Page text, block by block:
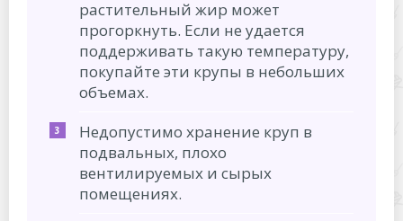
растительный жир может
прогоркнуть. Если не удается
поддерживать такую температуру,
покупайте эти крупы в небольших
объемах.
Недопустимо хранение круп в
подвальных, плохо
вентилируемых и сырых
помещениях.